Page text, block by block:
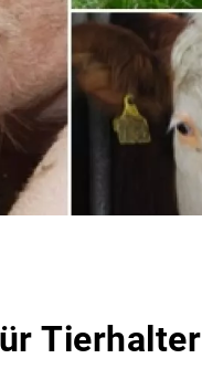
Tierhalter